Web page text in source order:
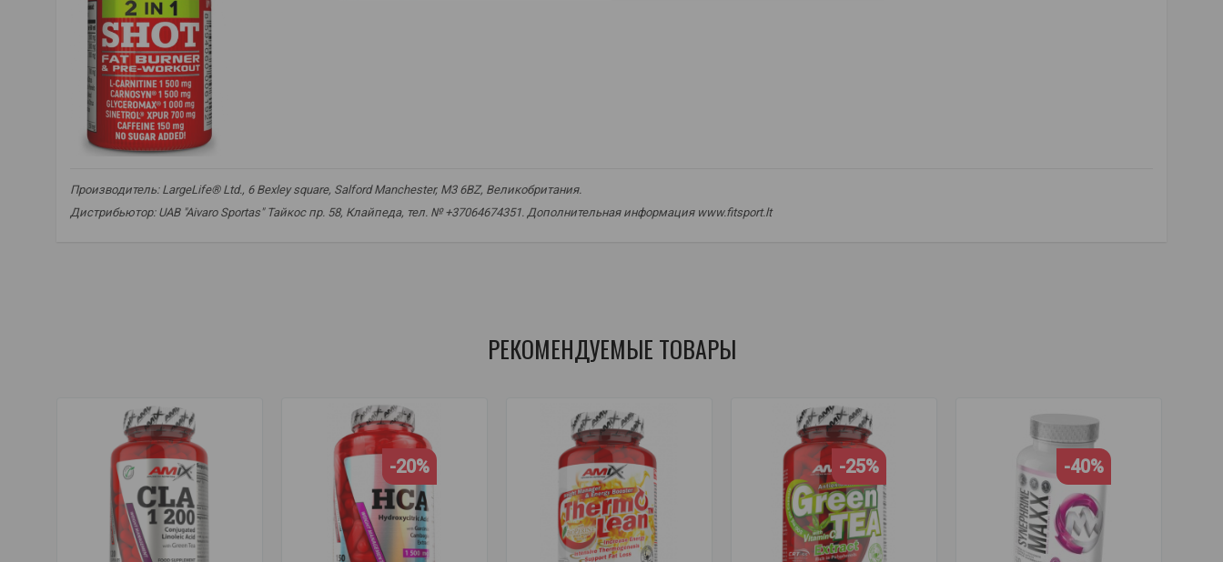
Производитель: LargeLife® Ltd., 6 Bexley square, Salford Manchester, M3 6BZ, Великобритания.
Дистрибьютор: UAB "Aivaro Sportas" Тайкос пр. 58, Клайпеда, тел. № +37064674351. Дополнительная информация www.fitsport.lt​
РЕКОМЕНДУЕМЫЕ ТОВАРЫ
-20% -25% -40%